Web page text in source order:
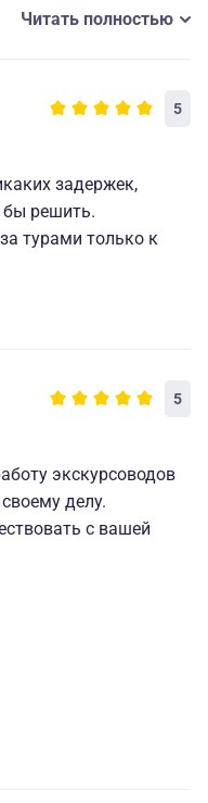
Читать полностью
5
задержек,
бы решить.
турами только к
5
экскурсоводов
делу.
с вашей